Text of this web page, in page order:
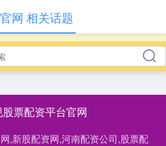
股票配资平台官网
,新股配资网,河南配资公司,股票配
网 相关话题